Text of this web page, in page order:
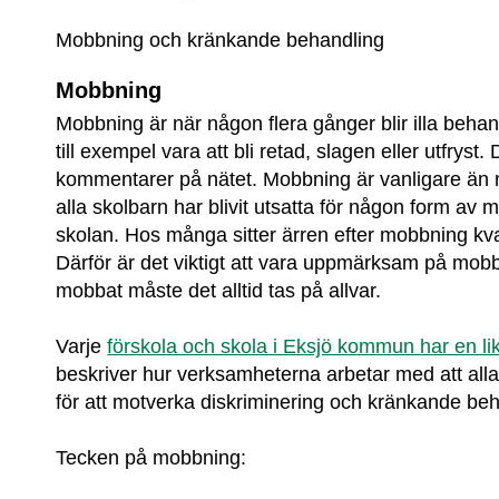
Mobbning och kränkande behandling
Mobbning
Mobbning är när någon flera gånger blir illa
till exempel vara att bli retad, slagen eller utfryst.
kommentarer på nätet. Mobbning är vanligare än
alla skolbarn har blivit utsatta för någon form av
skolan. Hos många sitter ärren efter mobbning
Därför är det viktigt att vara uppmärksam på
mobbat måste det alltid tas på allvar.
Varje förskola och skola i Eksjö kommun har en
beskriver hur verksamheterna arbetar med att
för att motverka diskriminering och kränkande
Tecken på mobbning: